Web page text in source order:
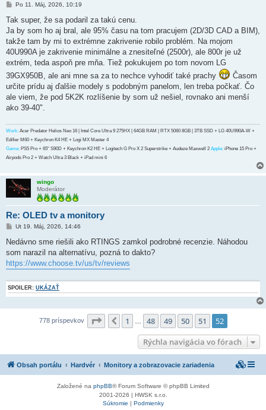
P
í
p
e
o
k
Po 11. Máj, 2026, 10:19
Tak super, že sa podaril za takú cenu.
Ja by som ho aj bral, ale 95% času na tom pracujem (2D/3D CAD a BIM),
takže tam by mi to extrémne zakrivenie robilo problém. Na mojom
40U990A je zakrivenie minimálne a znesiteľné (2500r), ale 800r je už
extrém, teda aspoň pre mňa. Tiež pokukujem po tom novom LG
39GX950B, ale ani mne sa za to nechce vyhodiť také prachy
Časom
určite prídu aj ďalšie modely s podobným panelom, len treba počkať. Čo
ale viem, že pod 5K2K rozlíšenie by som už nešiel, rovnako ani menší
ako 39-40".
Work: Acer Predator Helios Neo 16 | Intel Core Ultra 9 275HX | 64GB RAM | RTX 5060 8GB | 3TB SSD + LG 40U990A-W +
Edifier M60 + Keychron K4 HE + Logi MX Master 4
Game: PS5 Pro + 65" S90D + Keychron K2 HE + Logitech G Pro X 2 Superstrike + Audeze Maxwell 2 Apple: iPhone 15 Pro +
Airpods Pro 2 + Watch Ultra 3 Black + iPad mini 6
wingo
Moderátor
Re: OLED tv a monitory
P
í
p
e
v
k
Ut 19. Máj, 2026, 14:46
Nedávno sme riešili ako RTINGS zamkol podrobné recenzie. Náhodou
som narazil na alternatívu, pozná to dakto?
https://www.choose.tv/us/tv/reviews
SPOILER: UKÁZAŤ
778 príspevkov Strana 52z 52
Predchádzajúci
1 48 49 50 51
52
Rýchla navigácia vo fórach
Obsah portálu Hardvér Monitory a zobrazovacie zariadenia
Založené na phpBB® Forum Software © phpBB Limited
2001-2026 | HWSK s.r.o.
Súkromie | Podmienky